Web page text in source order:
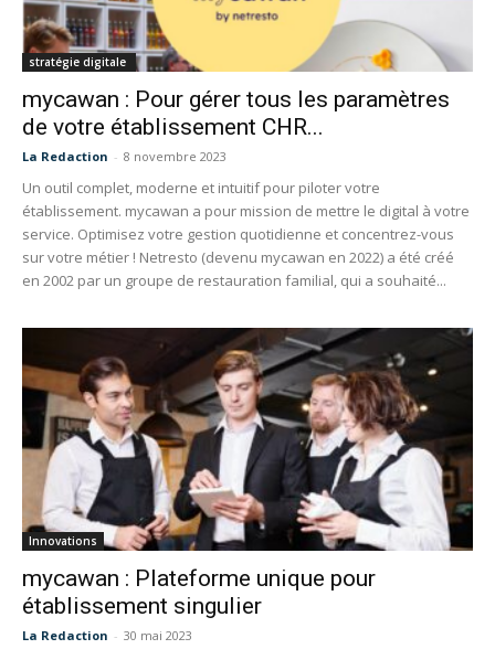
stratégie digitale
mycawan : Pour gérer tous les paramètres
de votre établissement CHR...
La Redaction - 8 novembre 2023
Un outil complet, moderne et intuitif pour piloter votre
établissement. mycawan a pour mission de mettre le digital à votre
service. Optimisez votre gestion quotidienne et concentrez-vous
sur votre métier ! Netresto (devenu mycawan en 2022) a été créé
en 2002 par un groupe de restauration familial, qui a souhaité...
Innovations
mycawan : Plateforme unique pour
établissement singulier
La Redaction - 30 mai 2023